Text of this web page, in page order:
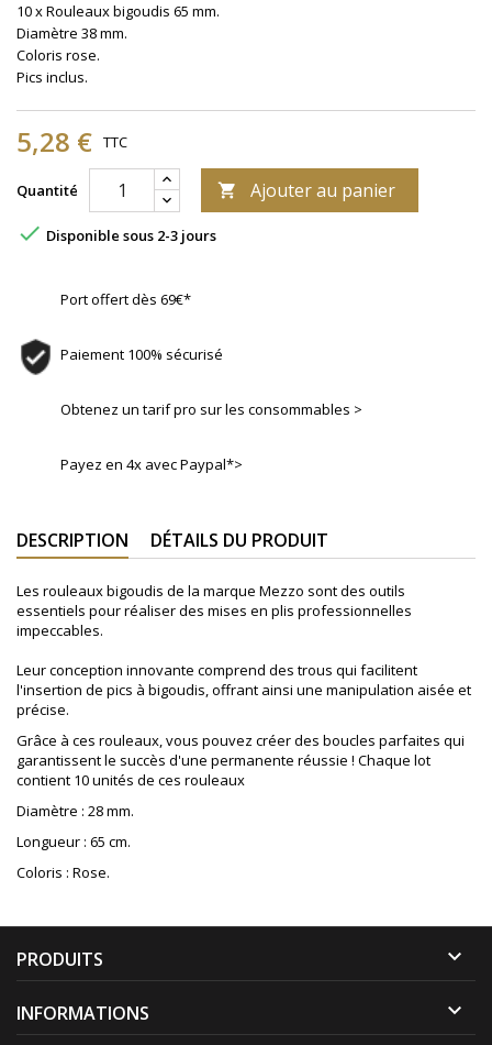
10 x Rouleaux bigoudis 65 mm.
Diamètre 38 mm.
Coloris rose.
Pics inclus.
5,28 € TTC
Quantité  Ajouter au panier
 Disponible sous 2-3 jours
Port offert dès 69€*
Paiement 100% sécurisé
Obtenez un tarif pro sur les consommables >
Payez en 4x avec Paypal*>
DESCRIPTION DÉTAILS DU PRODUIT
Les rouleaux bigoudis de la marque Mezzo sont des outils
essentiels pour réaliser des mises en plis professionnelles
impeccables.
Leur conception innovante comprend des trous qui facilitent
l'insertion de pics à bigoudis, offrant ainsi une manipulation aisée et
précise.
Grâce à ces rouleaux, vous pouvez créer des boucles parfaites qui
garantissent le succès d'une permanente réussie ! Chaque lot
contient 10 unités de ces rouleaux
Diamètre : 28 mm.
Longueur : 65 cm.
Coloris : Rose.
PRODUITS 
INFORMATIONS 